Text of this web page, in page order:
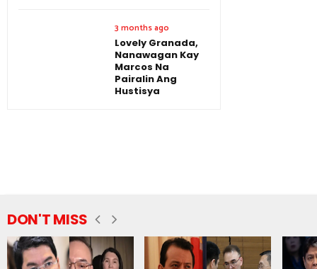
3 months ago
Lovely Granada,
Nanawagan Kay
Marcos Na
Pairalin Ang
Hustisya
DON'T MISS